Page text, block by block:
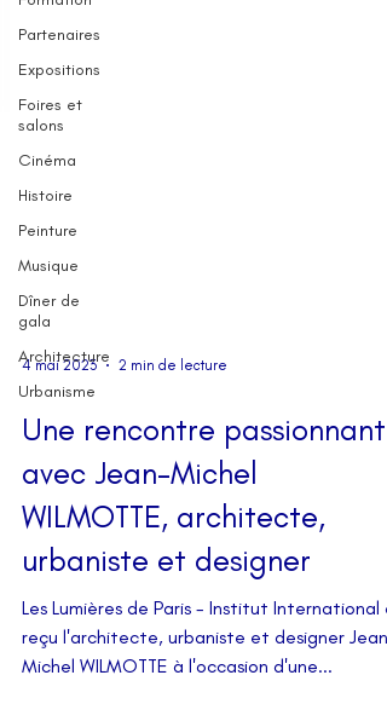
Partenaires
Expositions
Foires et
salons
Cinéma
Histoire
Peinture
Musique
Dîner de
gala
Architecture
Urbanisme
Une rencontre passionnante
avec Jean-Michel
WILMOTTE, architecte,
urbaniste et designer
Les Lumières de Paris - Institut International a
reçu l'architecte, urbaniste et designer Jean-